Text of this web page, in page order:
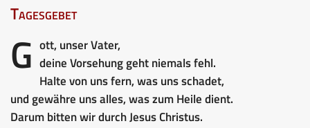
Tagesgebet
G ott, unser Vater,
deine Vorsehung geht niemals fehl.
Halte von uns fern, was uns schadet,
und gewähre uns alles, was zum Heile dient.
Darum bitten wir durch Jesus Christus.